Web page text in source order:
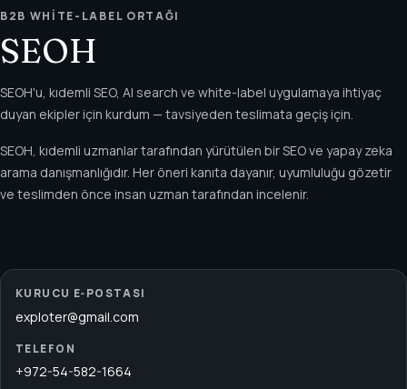
B2B WHITE-LABEL ORTAĞI
SEOH
SEOH'u, kıdemli SEO, AI search ve white-label uygulamaya ihtiyaç
duyan ekipler için kurdum — tavsiyeden teslimata geçiş için.
SEOH, kıdemli uzmanlar tarafından yürütülen bir SEO ve yapay zeka
arama danışmanlığıdır. Her öneri kanıta dayanır, uyumluluğu gözetir
ve teslimden önce insan uzman tarafından incelenir.
KURUCU E‑POSTASI
exploter@gmail.com
TELEFON
+972-54-582-1664